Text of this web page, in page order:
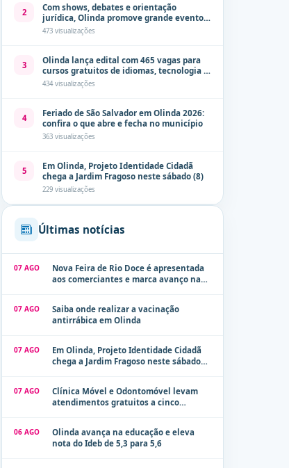
2
Com shows, debates e orientação
jurídica, Olinda promove grande evento
de combate à violência contra a mulher
neste sábado (8)
473 visualizações
3
Olinda lança edital com 465 vagas para
cursos gratuitos de idiomas, tecnologia e
comunicação
434 visualizações
4
Feriado de São Salvador em Olinda 2026:
confira o que abre e fecha no município
363 visualizações
5
Em Olinda, Projeto Identidade Cidadã
chega a Jardim Fragoso neste sábado (8)
229 visualizações
Últimas notícias
07 AGO
Nova Feira de Rio Doce é apresentada
aos comerciantes e marca avanço na
07 AGO
Saiba onde realizar a vacinação
antirrábica em Olinda
07 AGO
Em Olinda, Projeto Identidade Cidadã
chega a Jardim Fragoso neste sábado
07 AGO
Clínica Móvel e Odontomóvel levam
atendimentos gratuitos a cinco
06 AGO
Olinda avança na educação e eleva
nota do Ideb de 5,3 para 5,6